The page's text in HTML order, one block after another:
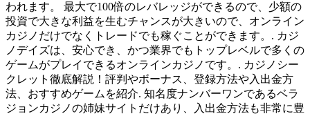
われます。 最大で100倍のレバレッジができるので、少額の
投資で大きな利益を生むチャンスが大きいので、オンライン
カジノだけでなくトレードでも稼ぐことができます。. カジ
ノデイズは、安心でき、かつ業界でもトップレベルで多くの
ゲームがプレイできるオンラインカジノです。. カジノシー
クレット徹底解説！評判やボーナス、登録方法や入出金方
法、おすすめゲームを紹介. 知名度ナンバーワンであるベラ
ジョンカジノの姉妹サイトだけあり、入出金方法も非常に豊